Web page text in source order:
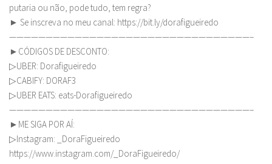
putaria ou não, pode tudo, tem regra?
► Se inscreva no meu canal: https://bit.ly/dorafigueiredo
—————————————————————————————————–
►CÓDIGOS DE DESCONTO:
▷UBER: Dorafigueiredo
▷CABIFY: DORAF3
▷UBER EATS: eats-Dorafigueiredo
—————————————————————————————————–
►ME SIGA POR AÍ:
▷Instagram: _DoraFigueiredo
https://www.instagram.com/_DoraFigueiredo/